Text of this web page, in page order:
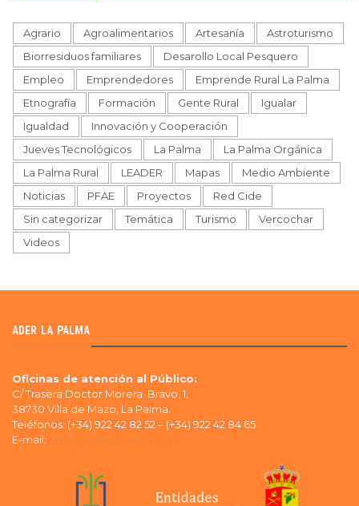
Agrario Agroalimentarios Artesanía
Astroturismo
Biorresiduos familiares
Desarollo Local Pesquero
Empleo
Emprendedores
Emprende Rural La Palma
Etnografía
Formación Gente Rural
Igualar
Igualdad
Innovación y Cooperación
Jueves Tecnológicos
La Palma
La Palma Orgánica
La Palma Rural
LEADER Mapas
Medio Ambiente
Noticias
PFAE Proyectos
Red Cide
Sin categorizar
Temática Turismo
Vercochar
Videos
ADER LA PALMA
Oficinas de atención al Público:
C/ Trasera Doctor Morera Bravo, 1,
38730 Villa de Mazo, La Palma.
Teléfonos: (+34) 922 42 82 52 – (+34) 922 42 84 65
E-mail: